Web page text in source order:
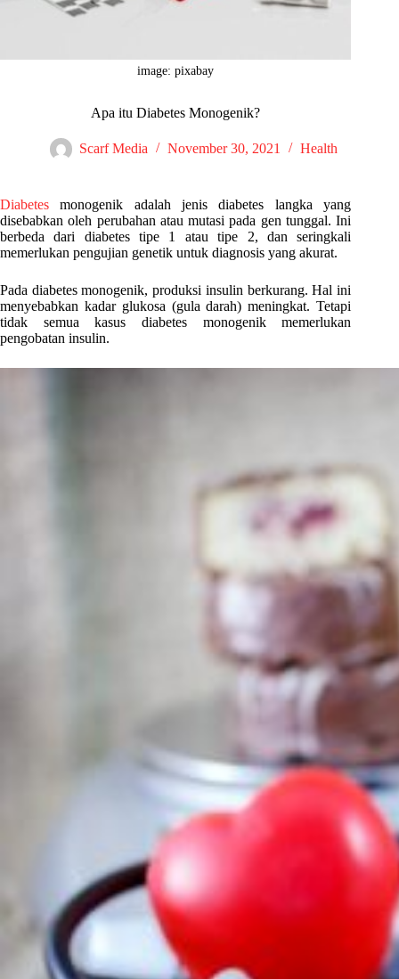
image: pixabay
Apa itu Diabetes Monogenik?
Scarf Media November 30, 2021 Health
Diabetes monogenik adalah jenis diabetes langka yang
disebabkan oleh perubahan atau mutasi pada gen tunggal. Ini
berbeda dari diabetes tipe 1 atau tipe 2, dan seringkali
memerlukan pengujian genetik untuk diagnosis yang akurat.
Pada diabetes monogenik, produksi insulin berkurang. Hal ini
menyebabkan kadar glukosa (gula darah) meningkat. Tetapi
tidak semua kasus diabetes monogenik memerlukan
pengobatan insulin.